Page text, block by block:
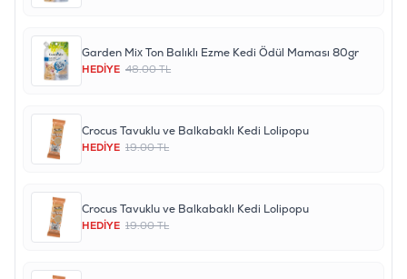
Garden Mix Ton Balıklı Ezme Kedi Ödül Maması 80gr
HEDİYE 48.00 TL
Crocus Tavuklu ve Balkabaklı Kedi Lolipopu
HEDİYE 19.00 TL
Crocus Tavuklu ve Balkabaklı Kedi Lolipopu
HEDİYE 19.00 TL